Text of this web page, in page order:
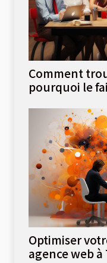
Comment
pourquoi le
Optimiser
agence web